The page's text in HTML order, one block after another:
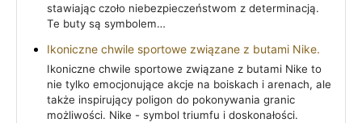
stawiając czoło niebezpieczeństwom z determinacją.
Te buty są symbolem…
Ikoniczne chwile sportowe związane z butami Nike.
Ikoniczne chwile sportowe związane z butami Nike to
nie tylko emocjonujące akcje na boiskach i arenach, ale
także inspirujący poligon do pokonywania granic
możliwości. Nike - symbol triumfu i doskonałości.